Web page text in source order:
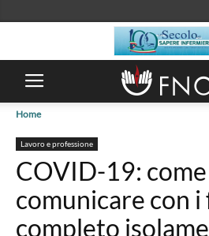
Home
Lavoro e professione
COVID-19: come
comunicare con
completo